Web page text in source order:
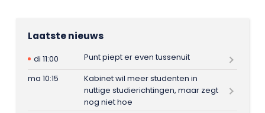
Laatste nieuws
di 11:00
Punt piept er even tussenuit
ma 10:15
Kabinet wil meer studenten in
nuttige studierichtingen, maar zegt
nog niet hoe